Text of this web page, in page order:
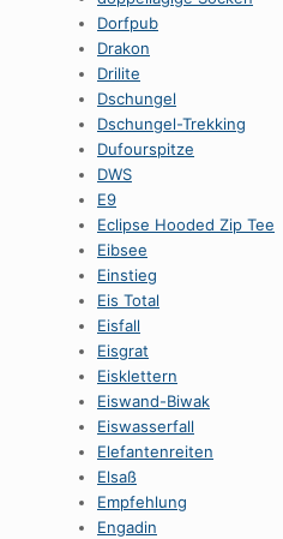
Dorfpub
Drakon
Drilite
Dschungel
Dschungel-Trekking
Dufourspitze
DWS
E9
Eclipse Hooded Zip Tee
Eibsee
Einstieg
Eis Total
Eisfall
Eisgrat
Eisklettern
Eiswand-Biwak
Eiswasserfall
Elefantenreiten
Elsaß
Empfehlung
Engadin